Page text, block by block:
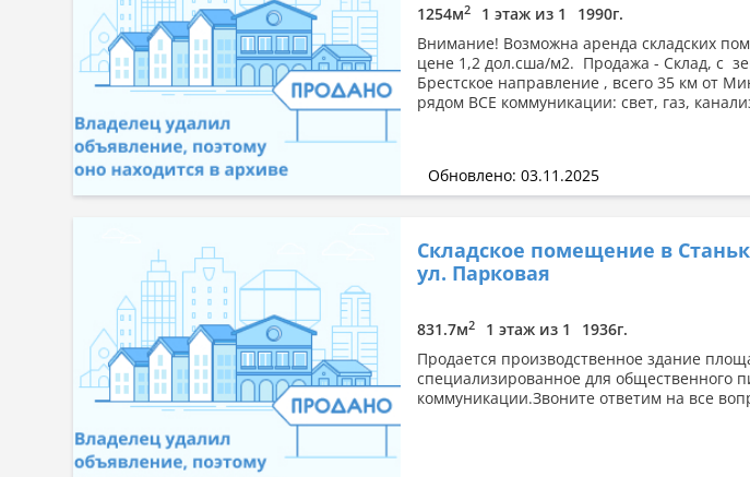
1254м2 1 этаж из 1
1990г.
Внимание! Возможна аренда складских
цене 1,2 дол.сша/м2. Продажа - Склад, с
Брестское направление , всего 35 км от
рядом ВСЕ коммуникации: свет, газ,
Обновлено: 03.11.2025
Складское помещение в
ул. Парковая
831.7м2 1 этаж из 1
1936г.
Продается производственное здание
специализированное для общественного
коммуникации.Звоните ответим на все